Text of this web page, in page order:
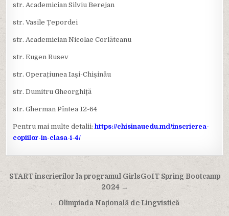
str. Academician Silviu Berejan
str. Vasile Țepordei
str. Academician Nicolae Corlăteanu
str. Eugen Rusev
str. Operațiunea Iași-Chișinău
str. Dumitru Gheorghiță
str. Gherman Pîntea 12-64
Pentru mai multe detalii:https://chisinauedu.md/inscrierea-
copiilor-in-clasa-i-4/
Navigare
articole
START înscrierilor la programul GirlsGoIT Spring Bootcamp
2024 →
← Olimpiada Națională de Lingvistică